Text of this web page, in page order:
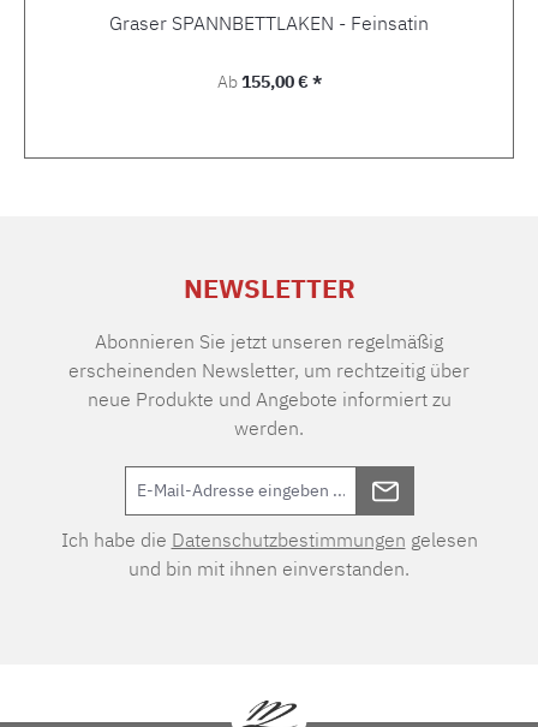
Graser SPANNBETTLAKEN - Feinsatin
Regulärer Preis:
Ab155,00 € *
NEWSLETTER
Abonnieren Sie jetzt unseren regelmäßig
erscheinenden Newsletter, um rechtzeitig über
neue Produkte und Angebote informiert zu
werden.
Ich habe die Datenschutzbestimmungen gelesen
und bin mit ihnen einverstanden.